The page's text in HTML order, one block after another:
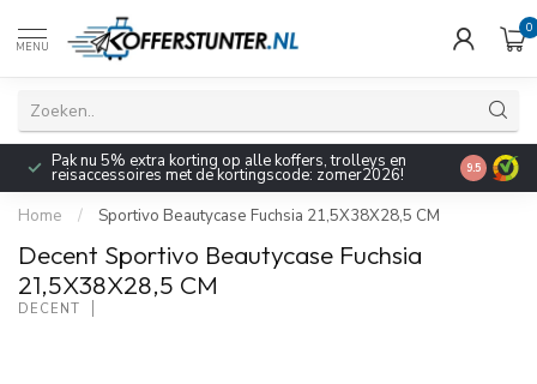
MENU
0
Pak nu 5% extra korting op alle koffers, trolleys en
reisaccessoires met de kortingscode: zomer2026! 9.5
Home / Sportivo Beautycase Fuchsia 21,5X38X28,5 CM
Decent Sportivo Beautycase Fuchsia
21,5X38X28,5 CM
DECENT